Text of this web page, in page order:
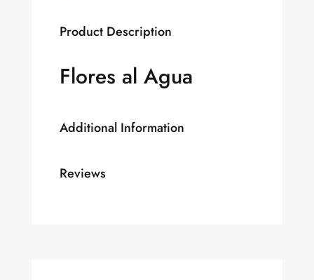
Product Description
Flores al Agua
Additional Information
Reviews